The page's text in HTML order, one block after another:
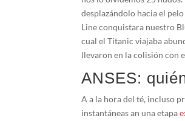
desplazándolo hacia el
Line conquistara nuestro
cual el Titanic viajaba
llevaron en la colisión con
ANSES:
A a la hora del té, incluso
instantáneas an una etapa